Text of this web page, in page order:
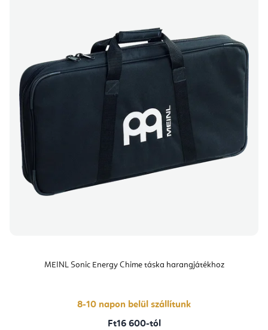
MEINL Sonic Energy Chime táska harangjátékhoz
8-10 napon belül szállítunk
Ft16 600-tól